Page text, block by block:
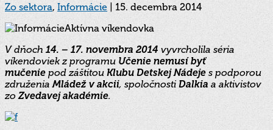
Zo sektora,Informácie|15. decembra 2014
V dňoch14. – 17. novembra 2014vyvrcholila séria
víkendoviek z programuUčenie nemusí byť
mučeniepod záštitouKlubu Detskej Nádejes podporou
združeniaMládež v akcii, spoločnostiDalkiaa aktivistov
zoZvedavej akadémie.